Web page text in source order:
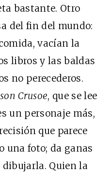
bastante. Otro
del fin del mundo:
vacían la
libros y las baldas
no perecederos.
Crusoe, que se lee
un personaje más,
que parece
una foto; da ganas
Quien la